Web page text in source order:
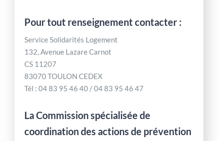
Pour tout renseignement contacter :
Service Solidarités Logement
132, Avenue Lazare Carnot
CS 11207
83070 TOULON CEDEX
Tél : 04 83 95 46 40 / 04 83 95 46 47
La Commission spécialisée de
coordination des actions de prévention